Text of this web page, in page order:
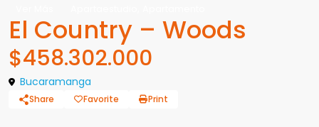
El Country – Woods
$458.302.000
Bucaramanga
Share Favorite Print